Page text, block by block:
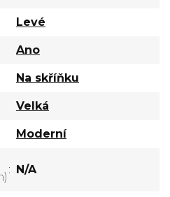
Levé
Ano
Na skříňku
Velká
Moderní
: N/A